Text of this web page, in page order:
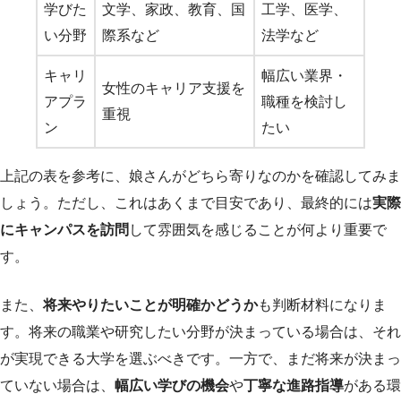
学びた
い分野
文学、家政、教育、国
際系など
工学、医学、
法学など
キャリ
アプラ
ン
女性のキャリア支援を
重視
幅広い業界・
職種を検討し
たい
上記の表を参考に、娘さんがどちら寄りなのかを確認してみま
しょう。ただし、これはあくまで目安であり、最終的には実際
にキャンパスを訪問 して雰囲気を感じることが何より重要で
す。
また、将来やりたいことが明確かどうかも判断材料になりま
す。将来の職業や研究したい分野が決まっている場合は、それ
が実現できる大学を選ぶべきです。一方で、まだ将来が決まっ
ていない場合は、 幅広い学びの機会や丁寧な進路指導がある環